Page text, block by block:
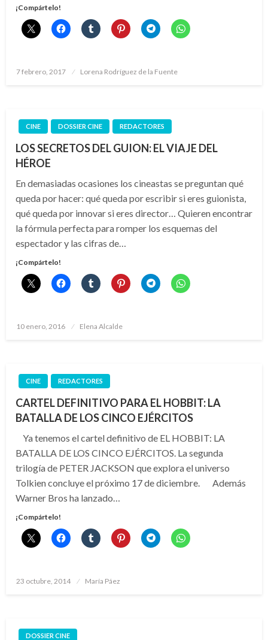
¡Compártelo!
Publicado
7 febrero, 2017 Lorena Rodríguez de la Fuente
CINE DOSSIER CINE REDACTORES
LOS SECRETOS DEL GUION: EL VIAJE DEL
HÉROE
En demasiadas ocasiones los cineastas se preguntan qué
queda por hacer: qué queda por escribir si eres guionista,
qué queda por innovar si eres director… Quieren encontrar
la fórmula perfecta para romper los esquemas del
espectador y las cifras de…
¡Compártelo!
Publicado
10 enero, 2016 Elena Alcalde
CINE REDACTORES
CARTEL DEFINITIVO PARA EL HOBBIT: LA
BATALLA DE LOS CINCO EJÉRCITOS
Ya tenemos el cartel definitivo de EL HOBBIT: LA
BATALLA DE LOS CINCO EJÉRCITOS. La segunda
trilogía de PETER JACKSON que explora el universo
Tolkien concluye el próximo 17 de diciembre. Además
Warner Bros ha lanzado…
¡Compártelo!
Publicado
23 octubre, 2014 María Páez
DOSSIER CINE